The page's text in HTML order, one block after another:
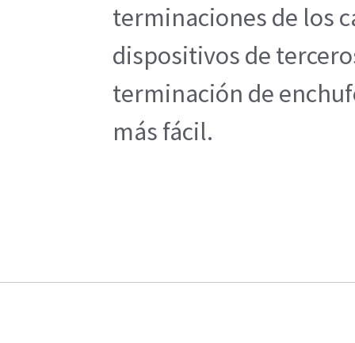
terminaciones de los
dispositivos de
terminación de
más fácil.